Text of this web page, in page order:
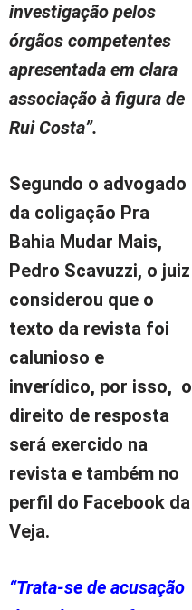
investigação pelos
órgãos competentes
apresentada em clara
associação à figura de
Rui Costa”.
Segundo o advogado
da coligação Pra
Bahia Mudar Mais,
Pedro Scavuzzi, o juiz
considerou que o
texto da revista foi
calunioso e
inverídico, por isso, o
direito de resposta
será exercido na
revista e também no
perfil do Facebook da
Veja.
“Trata-se de acusação